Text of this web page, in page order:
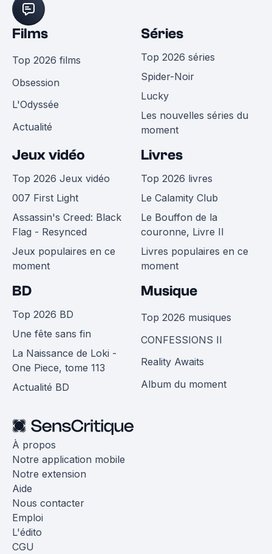
Films
Top 2026 films
Obsession
L'Odyssée
Actualité
Séries
Top 2026 séries
Spider-Noir
Lucky
Les nouvelles séries du
moment
Jeux vidéo
Top 2026 Jeux vidéo
007 First Light
Assassin's Creed: Black
Flag - Resynced
Jeux populaires en ce
moment
Livres
Top 2026 livres
Le Calamity Club
Le Bouffon de la
couronne, Livre II
Livres populaires en ce
moment
BD
Top 2026 BD
Une fête sans fin
La Naissance de Loki -
One Piece, tome 113
Actualité BD
Musique
Top 2026 musiques
CONFESSIONS II
Reality Awaits
Album du moment
À propos
Notre application mobile
Notre extension
Aide
Nous contacter
Emploi
L'édito
CGU